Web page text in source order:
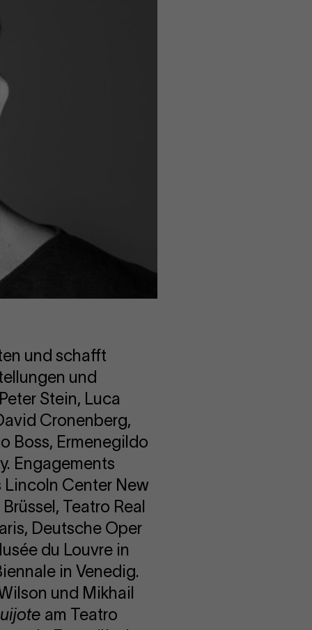
und schafft
und
Stein, Luca
Cronenberg,
Boss, Ermenegildo
Engagements
Lincoln Center New
Teatro Real
Deutsche Oper
du Louvre in
in Venedig.
und Mikhail
am Teatro